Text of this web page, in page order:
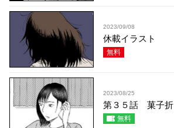
2023/09/08
休載イラスト
無料
2023/08/25
第３５話 菓子折
無料